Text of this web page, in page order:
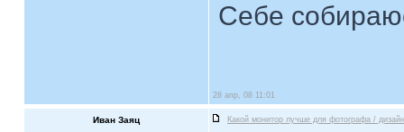
Себе
28 апр, 08 11:01
Иван Заяц Какой монитор лучше для фотографа /